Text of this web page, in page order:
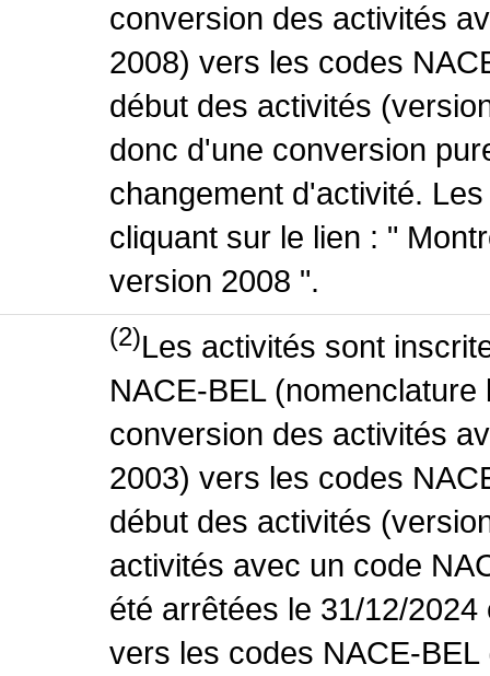
conversion des activités
2008) vers les codes
début des activités
donc d'une conversion
changement d'activité.
cliquant sur le lien : "
version 2008 ".
(2)Les activités sont
NACE-BEL
conversion des activités
2003) vers les codes
début des activités
activités avec un code
été arrêtées le 31/12/
vers les codes NACE-